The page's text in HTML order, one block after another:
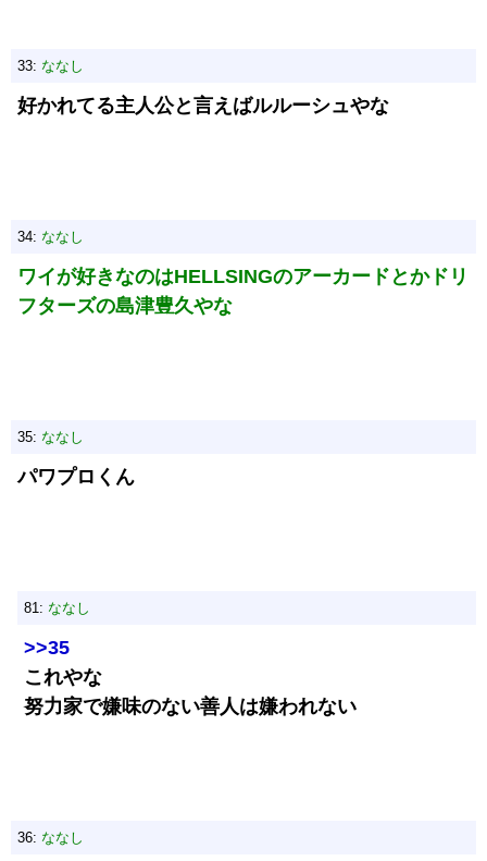
33: ななし
好かれてる主人公と言えばルルーシュやな
34: ななし
ワイが好きなのはHELLSINGのアーカードとかドリ
フターズの島津豊久やな
35: ななし
パワプロくん
81: ななし
>>35
これやな
努力家で嫌味のない善人は嫌われない
36: ななし